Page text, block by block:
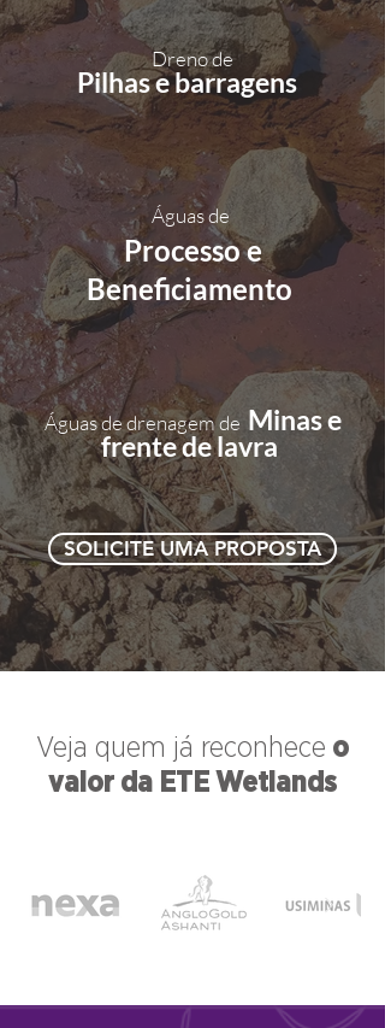
Dreno de
Pilhas e barragens
Águas de
Processo e
Beneficiamento
Águas de drenagem de Minas e
frente de lavra
SOLICITE UMA PROPOSTA
Veja quem já reconhece o
valor da ETE Wetlands